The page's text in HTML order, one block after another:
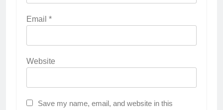
Email *
Website
Save my name, email, and website in this